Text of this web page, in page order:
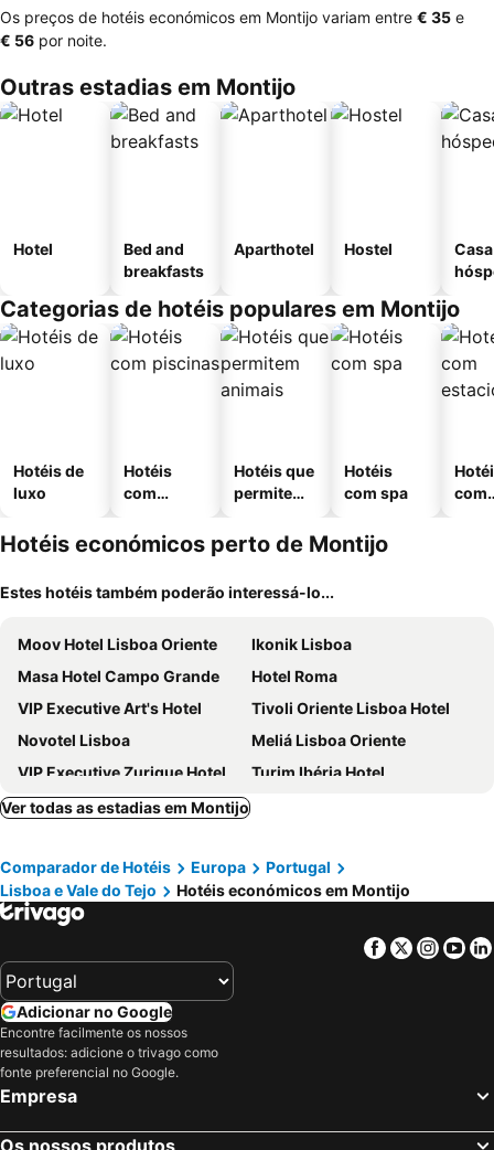
Os preços de hotéis económicos em Montijo variam entre ‎€ 35 e
‎€ 56 por noite.
Outras estadias em Montijo
Hotel
Bed and
breakfasts
Aparthotel Hostel
Categorias de hotéis populares em Montijo
Hotéis de
luxo
Hotéis
com
Hotéis que
permitem
Hotéis
com spa
com
Hotéis económicos perto de Montijo
Estes hotéis também poderão interessá-lo...
Moov Hotel Lisboa Oriente
Ikonik Lisboa
Masa Hotel Campo Grande
Hotel Roma
VIP Executive Art's Hotel
Tivoli Oriente Lisboa Hotel
Novotel Lisboa
Meliá Lisboa Oriente
VIP Executive Zurique Hotel
Turim Ibéria Hotel
VIP Executive Entrecampos Hotel
ibis Lisboa Jose Malhoa
Eurostars Universal Lisboa
Stay Hotel Lisboa Aeroporto
Universo Romantico
Hotel Avenida Park
The Icons Hotel
Mercure Lisboa Almada
VIP Executive Santa Iria Hotel
acta Moa
Star inn Lisbon Airport
Ver todas as estadias em Montijo
Comparador de Hotéis Europa
Portugal
Lisboa e Vale do Tejo
Hotéis económicos em Montijo
Facebook
Twitter
Adicionar no Google
Encontre facilmente os nossos
resultados: adicione o trivago como
fonte preferencial no Google.
Empresa
Os nossos produtos